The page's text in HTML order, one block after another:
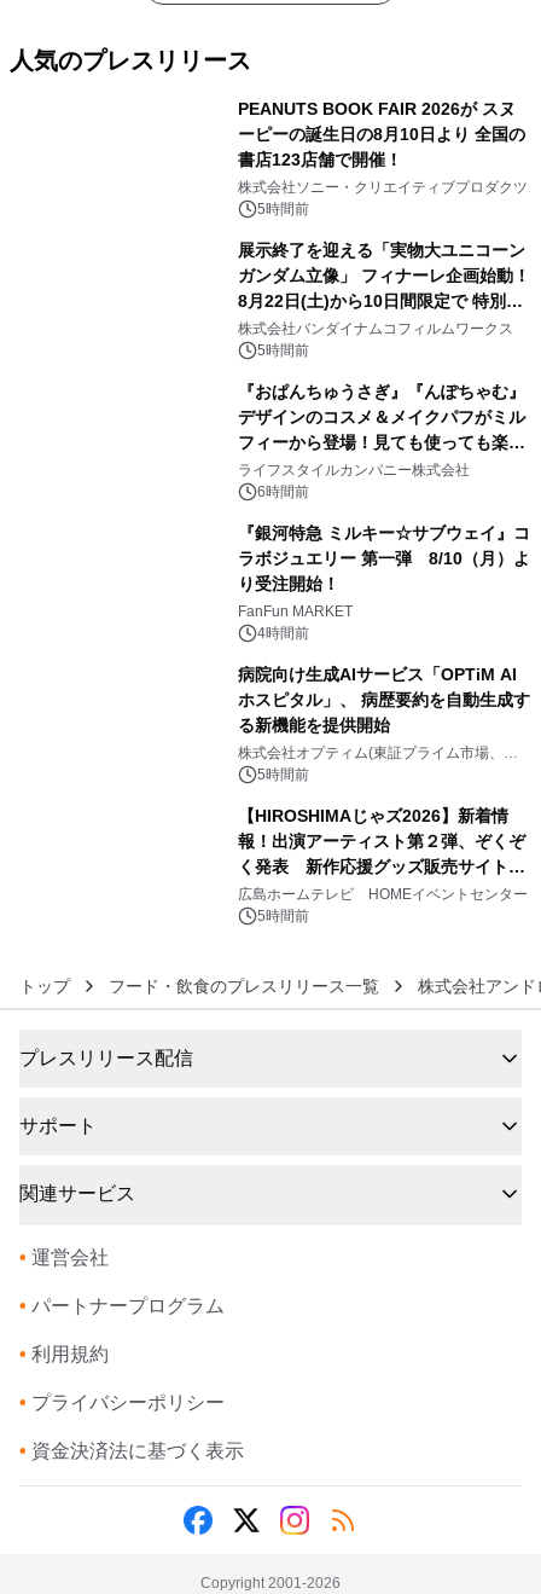
人気のプレスリリース
PEANUTS BOOK FAIR 2026が スヌ
ーピーの誕生日の8月10日より 全国の
書店123店舗で開催！
株式会社ソニー・クリエイティブプロダクツ
5時間前
展示終了を迎える「実物大ユニコーン
ガンダム立像」 フィナーレ企画始動！
8月22日(土)から10日間限定で 特別映
像『UNICORN GUNDAM Statue ―
BEYOND POSSIBILITY ―』を上映！
株式会社バンダイナムコフィルムワークス
5時間前
『おぱんちゅうさぎ』『んぽちゃむ』
デザインのコスメ＆メイクパフがミル
フィーから登場！見ても使っても楽し
い、ポップでキュートなコレクショ
ン。
ライフスタイルカンパニー株式会社
6時間前
『銀河特急 ミルキー☆サブウェイ』コ
ラボジュエリー 第一弾 8/10（月）よ
り受注開始！
FanFun MARKET
4時間前
病院向け生成AIサービス「OPTiM AI
ホスピタル」、 病歴要約を自動生成す
る新機能を提供開始
株式会社オプティム(東証プライム市場、コ
ード：3694)
5時間前
【HIROSHIMAじゃズ2026】新着情
報！出演アーティスト第２弾、ぞくぞ
く発表 新作応援グッズ販売サイトも
同時オープンします！
広島ホームテレビ HOMEイベントセンター
5時間前
トップ フード・飲食のプレスリリース一覧 株式会社アンド
プレスリリース配信
サポート
関連サービス
• 運営会社
• パートナープログラム
• 利用規約
• プライバシーポリシー
• 資金決済法に基づく表示
Copyright 2001-2026